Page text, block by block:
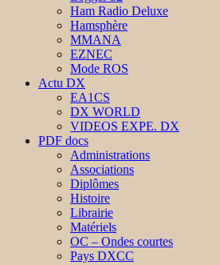
Ham Radio Deluxe
Hamsphère
MMANA
EZNEC
Mode ROS
Actu DX
EA1CS
DX WORLD
VIDEOS EXPE. DX
PDF docs
Administrations
Associations
Diplômes
Histoire
Librairie
Matériels
OC – Ondes courtes
Pays DXCC